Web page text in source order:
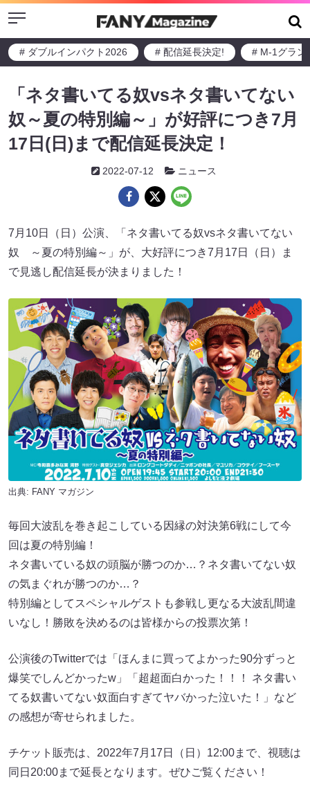
Menu
# ダブルインパクト2026 # 配信延長決定! # M-1グラン
「ネタ書いてる奴vsネタ書いてない
奴～夏の特別編～」が好評につき7月
17日(日)まで配信延長決定！
2022-07-12 ニュース
7月10日（日）公演、「ネタ書いてる奴vsネタ書いてない
奴 ～夏の特別編～」が、大好評につき7月17日（日）ま
で見逃し配信延長が決まりました！
出典: FANY マガジン
毎回大波乱を巻き起こしている因縁の対決第6戦にして今
回は夏の特別編！
ネタ書いている奴の頭脳が勝つのか…？ネタ書いてない奴
の気まぐれが勝つのか…？
特別編としてスペシャルゲストも参戦し更なる大波乱間違
いなし！勝敗を決めるのは皆様からの投票次第！
公演後のTwitterでは「ほんまに買ってよかった90分ずっと
爆笑でしんどかったw」「超超面白かった！！！ ネタ書い
てる奴書いてない奴面白すぎてヤバかった泣いた！」など
の感想が寄せられました。
チケット販売は、2022年7月17日（日）12:00まで、視聴は
同日20:00まで延長となります。ぜひご覧ください！